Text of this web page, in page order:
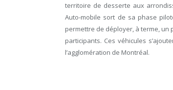
territoire de desserte aux
Auto-mobile sort de sa phase
permettre de déployer, à terme, un
participants. Ces véhicules
l’agglomération de Montréal.